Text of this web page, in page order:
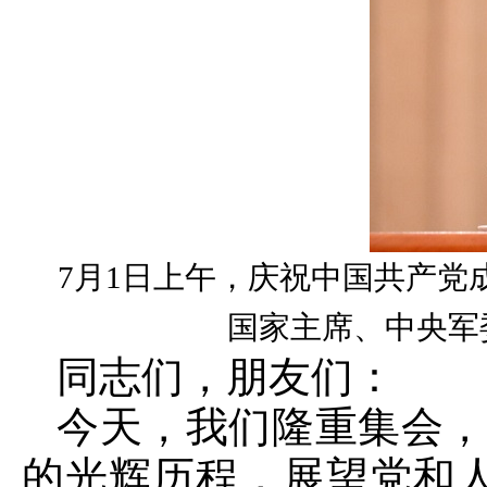
7月1日上午，庆祝中国共产党
国家主席、中央
同志们，朋友们：
今天，我们隆重集会
的光辉历程，展望党和